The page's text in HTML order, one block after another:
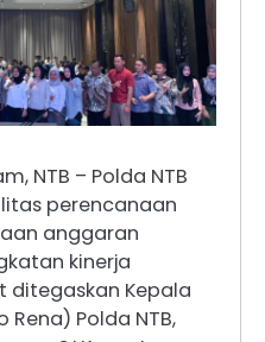
NTB – Polda NTB
perencanaan
anggaran
kinerja
ditegaskan Kepala
Rena) Polda NTB,